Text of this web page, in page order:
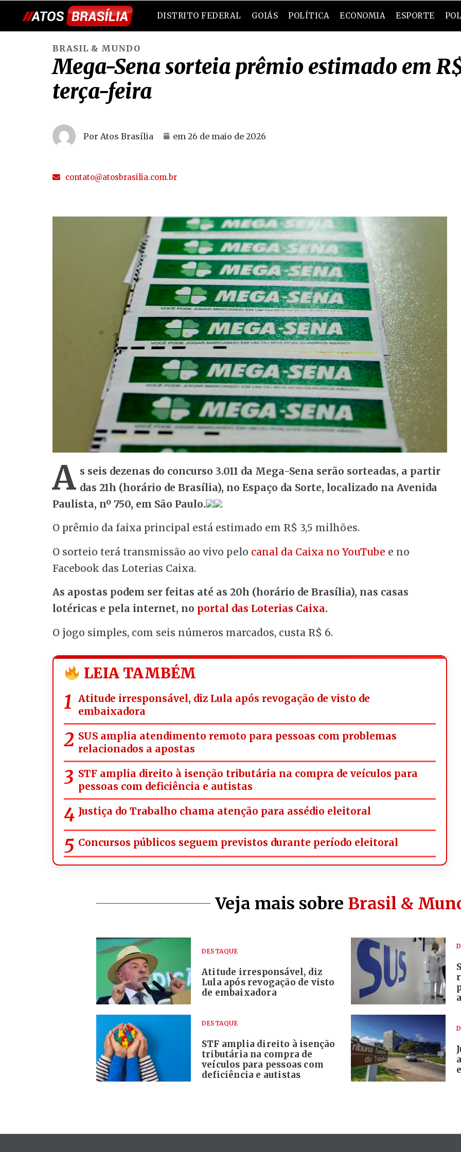
DISTRITO FEDERAL GOIÁS POLÍTICA ECONOMIA ESPORTE
BRASIL & MUNDO
Mega-Sena sorteia prêmio estimado em
terça-feira
Por Atos Brasília em 26 de maio de 2026
contato@atosbrasilia.com.br
A s seis dezenas do concurso 3.011 da Mega-Sena serão sorteadas, a partir
das 21h (horário de Brasília), no Espaço da Sorte, localizado na Avenida
Paulista, nº 750, em São Paulo.
O prêmio da faixa principal está estimado em R$ 3,5 milhões.
O sorteio terá transmissão ao vivo pelo canal da Caixa no YouTube e no
Facebook das Loterias Caixa.
As apostas podem ser feitas até as 20h (horário de Brasília), nas casas
lotéricas e pela internet, no portal das Loterias Caixa.
O jogo simples, com seis números marcados, custa R$ 6.
LEIA TAMBÉM
Atitude irresponsável, diz Lula após revogação de visto de
embaixadora
SUS amplia atendimento remoto para pessoas com problemas
relacionados a apostas
STF amplia direito à isenção tributária na compra de veículos para
pessoas com deficiência e autistas
Justiça do Trabalho chama atenção para assédio eleitoral
Concursos públicos seguem previstos durante período eleitoral
Veja mais sobre Brasil &
DESTAQUE
Atitude irresponsável, diz
Lula após revogação de visto
de embaixadora
DESTAQUE
STF amplia direito à isenção
tributária na compra de
veículos para pessoas com
deficiência e autistas